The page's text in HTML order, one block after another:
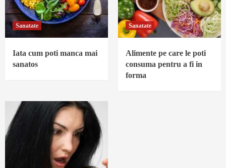
Sanatate
Iata cum poti manca mai
sanatos
Sanatate
Alimente pe care le poti
consuma pentru a fi in
forma